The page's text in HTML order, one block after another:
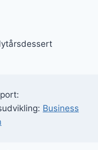
Business